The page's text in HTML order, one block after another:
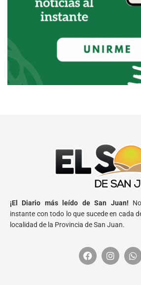
¡El Diario más leído de San Juan!
instante con todo lo que sucede en cada
localidad de la Provincia de San Juan.